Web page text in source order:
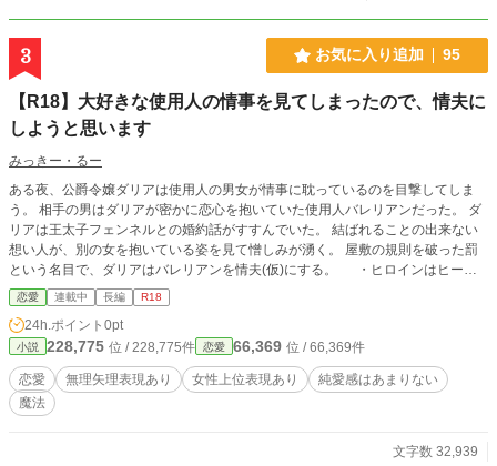
3 お気に入り追加 95
【R18】大好きな使用人の情事を見てしまったので、情夫に
しようと思います
みっきー・るー
ある夜、公爵令嬢ダリアは使用人の男女が情事に耽っているのを目撃してしま
う。 相手の男はダリアが密かに恋心を抱いていた使用人バレリアンだった。 ダ
リアは王太子フェンネルとの婚約話がすすんでいた。 結ばれることの出来ない
想い人が、別の女を抱いている姿を見て憎しみが湧く。 屋敷の規則を破った罰
という名目で、ダリアはバレリアンを情夫(仮)にする。 ・ヒロインはヒーロ
ー以外とも致します。 ・無理やりなRシーンが予告なく入ります。 ・血や失
禁、自死などのシーンが一部含まれます。 上記が苦手な方は、お避け下さ
いm(_ _)m
恋愛 連載中 長編 R18
24h.ポイント 0pt
小説 228,775 位 / 228,775件 恋愛 66,369 位 / 66,369件
恋愛 無理矢理表現あり 女性上位表現あり
純愛感はあまりない
魔法
文字数 32,939